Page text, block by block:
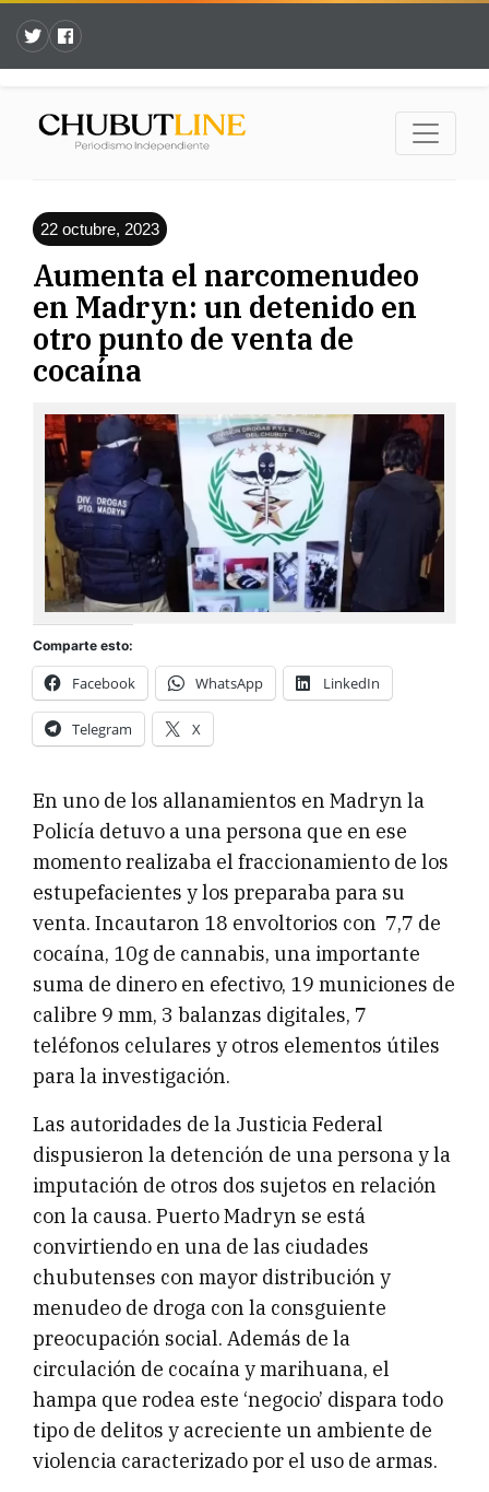
22 octubre, 2023
Aumenta el narcomenudeo
en Madryn: un detenido en
otro punto de venta de
cocaína
Comparte esto:
Facebook WhatsApp LinkedIn
Telegram X
En uno de los allanamientos en Madryn la
Policía detuvo a una persona que en ese
momento realizaba el fraccionamiento de los
estupefacientes y los preparaba para su
venta. Incautaron 18 envoltorios con 7,7 de
cocaína, 10g de cannabis, una importante
suma de dinero en efectivo, 19 municiones de
calibre 9 mm, 3 balanzas digitales, 7
teléfonos celulares y otros elementos útiles
para la investigación.
Las autoridades de la Justicia Federal
dispusieron la detención de una persona y la
imputación de otros dos sujetos en relación
con la causa. Puerto Madryn se está
convirtiendo en una de las ciudades
chubutenses con mayor distribución y
menudeo de droga con la consguiente
preocupación social. Además de la
circulación de cocaína y marihuana, el
hampa que rodea este ‘negocio’ dispara todo
tipo de delitos y acreciente un ambiente de
violencia caracterizado por el uso de armas.